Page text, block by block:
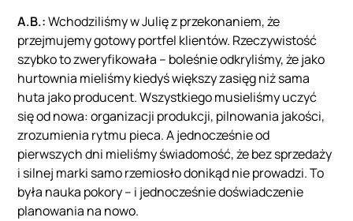
A.B.:Wchodziliśmy w Julię z przekonaniem, że
przejmujemy gotowy portfel klientów. Rzeczywistość
szybko to zweryfikowała – boleśnie odkryliśmy, że jako
hurtownia mieliśmy kiedyś większy zasięg niż sama
huta jako producent. Wszystkiego musieliśmy uczyć
się od nowa: organizacji produkcji, pilnowania jakości,
zrozumienia rytmu pieca. A jednocześnie od
pierwszych dni mieliśmy świadomość, że bez sprzedaży
i silnej marki samo rzemiosło donikąd nie prowadzi. To
była nauka pokory – i jednocześnie doświadczenie
planowania na nowo.